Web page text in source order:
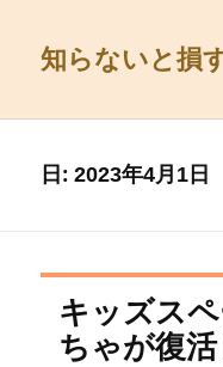
知らないと損
日:2023年4月1日
キッズス
ちゃが復